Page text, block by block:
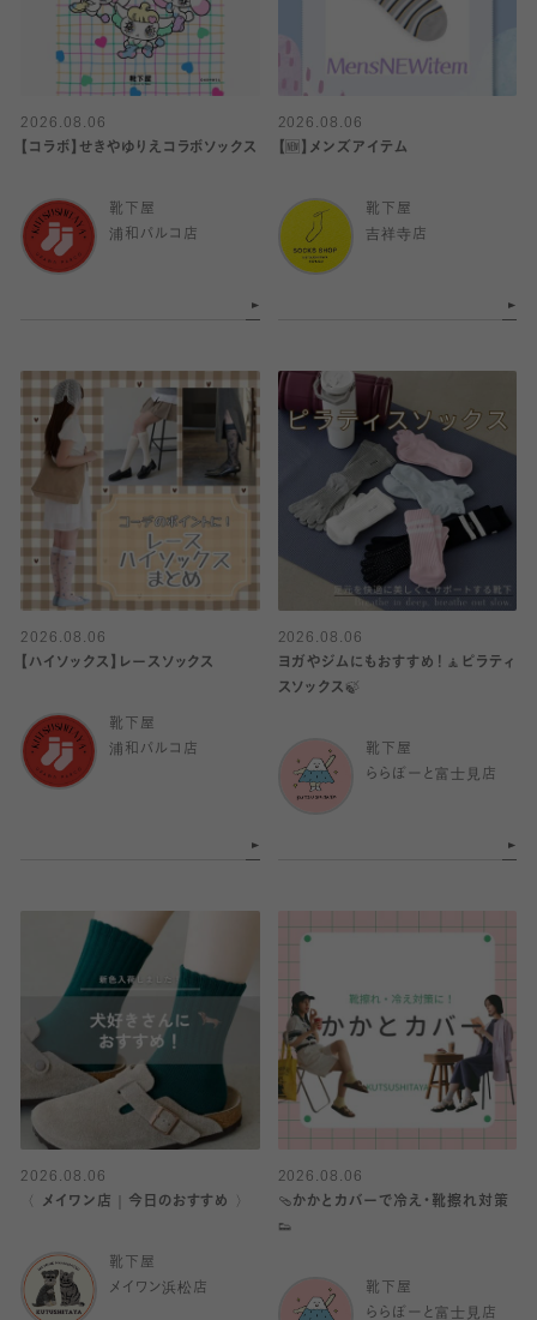
2026.08.06
【コラボ】せきやゆりえコラボソックス
靴下屋
浦和パルコ店
2026.08.06
【🆕】メンズアイテム
靴下屋
吉祥寺店
2026.08.06
【ハイソックス】レースソックス
靴下屋
浦和パルコ店
2026.08.06
ヨガやジムにもおすすめ！🧘ピラティ
スソックス🍃
靴下屋
ららぽーと富士見店
2026.08.06
〈 メイワン店｜今日のおすすめ 〉
靴下屋
メイワン浜松店
2026.08.06
🩴かかとカバーで冷え・靴擦れ対策
👟
靴下屋
ららぽーと富士見店